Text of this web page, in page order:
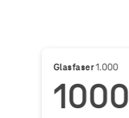
Glasfaser1.000
1000